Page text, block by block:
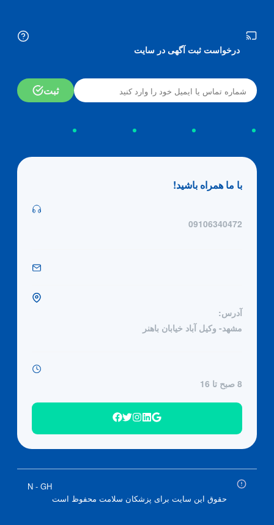
درخواست ثبت آگهی در سایت
ثبت
با ما همراه باشید!
09106340472
آدرس:
مشهد- وکیل آباد خیابان باهنر
8 صبح تا 16
حقوق این سایت برای پزشکان سلامت محفوظ است
N - GH